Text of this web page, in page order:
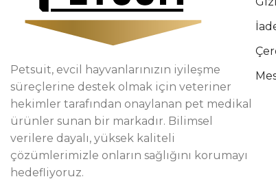
Petsuit, evcil hayvanlarınızın iyileşme
süreçlerine destek olmak için veteriner
hekimler tarafından onaylanan pet medikal
ürünler sunan bir markadır. Bilimsel
verilere dayalı, yüksek kaliteli
çözümlerimizle onların sağlığını korumayı
hedefliyoruz.